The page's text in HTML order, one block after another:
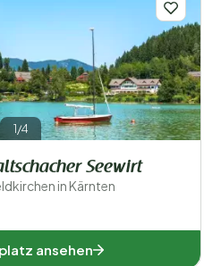
1/4
Seewirt
in Kärnten
ansehen